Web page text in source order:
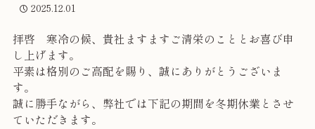
2025.12.01
拝啓寒冷の候、貴社ますますご清栄のこととお喜び申
し上げます。
平素は格別のご高配を賜り、誠にありがとうございま
す。
誠に勝手ながら、弊社では下記の期間を冬期休業とさせ
ていただきます。